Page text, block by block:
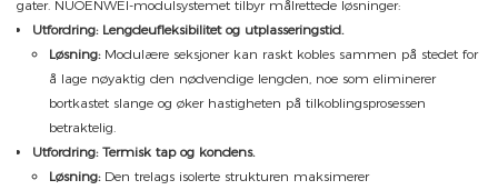
gater. NUOENWEI-modulsystemet tilbyr målrettede løsninger:
Utfordring: Lengdeufleksibilitet og utplasseringstid.
Løsning:Modulære seksjoner kan raskt kobles sammen på stedet for
å lage nøyaktig den nødvendige lengden, noe som eliminerer
bortkastet slange og øker hastigheten på tilkoblingsprosessen
betraktelig.
Utfordring: Termisk tap og kondens.
Løsning:Den trelags isolerte strukturen maksimerer